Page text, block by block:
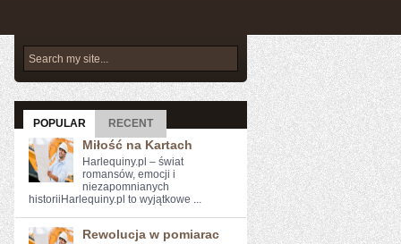
POPULAR RECENT
Miłość na Kartach
Harlequiny.pl – świat
romansów, emocji i
niezapomnianych
historiiHarlequiny.pl to wyjątkowe ...
Rewolucja w pomiarac